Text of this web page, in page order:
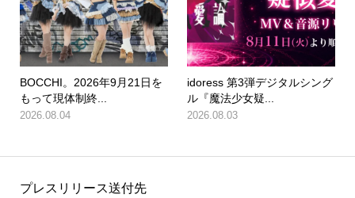
BOCCHI。2026年9月21日を
もって現体制終...
2026.08.04
idoress 第3弾デジタルシング
ル『魔法少女疑...
2026.08.03
プレスリリース送付先